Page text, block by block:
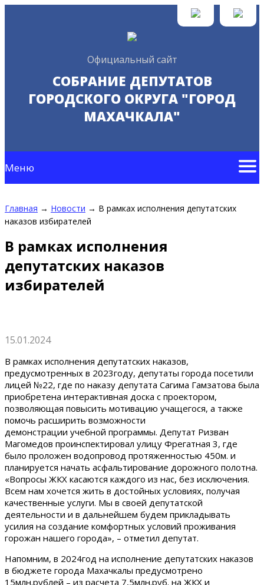
Официальный сайт
СОБРАНИЕ ДЕПУТАТОВ
ГОРОДСКОГО ОКРУГА "ГОРОД
МАХАЧКАЛА"
Меню
Главная → Новости → В рамках исполнения депутатских
наказов избирателей
В рамках исполнения
депутатских наказов
избирателей
15.01.2024
В рамках исполнения депутатских наказов,
предусмотренных в 2023году, депутаты города посетили
лицей №22, где по наказу депутата Сагима Гамзатова была
приобретена интерактивная доска с проектором,
позволяющая повысить мотивацию учащегося, а также
помочь расширить возможности
демонстрации учебной программы. Депутат Ризван
Магомедов проинспектировал улицу Фрегатная 3, где
было проложен водопровод протяженностью 450м. и
планируется начать асфальтирование дорожного полотна.
«Вопросы ЖКХ касаются каждого из нас, без исключения.
Всем нам хочется жить в достойных условиях, получая
качественные услуги. Мы в своей депутатской
деятельности и в дальнейшем будем прикладывать
усилия на создание комфортных условий проживания
горожан нашего города», – отметил депутат.
Напомним, в 2024год на исполнение депутатских наказов
в бюджете города Махачкалы предусмотрено
15млн.рублей – из расчета 7,5млн.руб. на ЖКХ и